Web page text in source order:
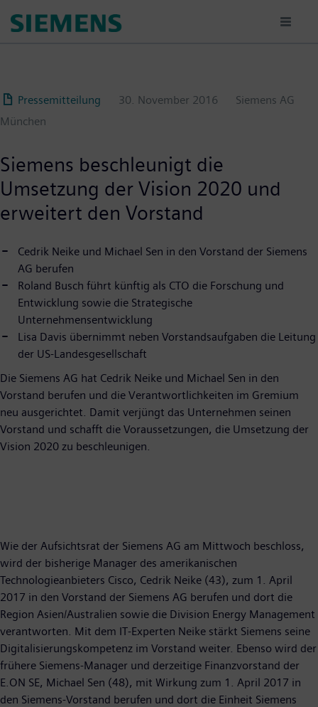
para
Pressemitteilung
30. November 2016
Siemens AG
München
Siemens beschleunigt die
Umsetzung der Vision 2020 und
erweitert den Vorstand
Cedrik Neike und Michael Sen in den Vorstand der Siemens
AG berufen
Roland Busch führt künftig als CTO die Forschung und
Entwicklung sowie die Strategische
Unternehmensentwicklung
Lisa Davis übernimmt neben Vorstandsaufgaben die Leitung
der US-Landesgesellschaft
Die Siemens AG hat Cedrik Neike und Michael Sen in den
Vorstand berufen und die Verantwortlichkeiten im Gremium
neu ausgerichtet. Damit verjüngt das Unternehmen seinen
Vorstand und schafft die Voraussetzungen, die Umsetzung der
Vision 2020 zu beschleunigen.
Wie der Aufsichtsrat der Siemens AG am Mittwoch beschloss,
wird der bisherige Manager des amerikanischen
Technologieanbieters Cisco, Cedrik Neike (43), zum 1. April
2017 in den Vorstand der Siemens AG berufen und dort die
Region Asien/Australien sowie die Division Energy Management
verantworten. Mit dem IT-Experten Neike stärkt Siemens seine
Digitalisierungskompetenz im Vorstand weiter. Ebenso wird der
frühere Siemens-Manager und derzeitige Finanzvorstand der
E.ON SE, Michael Sen (48), mit Wirkung zum 1. April 2017 in
den Siemens-Vorstand berufen und dort die Einheit Siemens